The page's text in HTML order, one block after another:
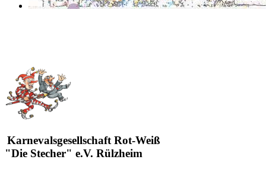
Karnevalsgesellschaft Rot-Weiß
"Die Stecher" e.V. Rülzheim